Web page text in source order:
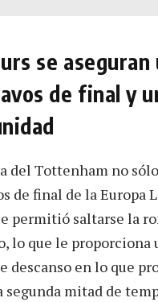
se aseguran
de final y
del Tottenham no
de final de la Europa
permitió saltarse la
lo que le proporciona
descanso en lo que
segunda mitad de